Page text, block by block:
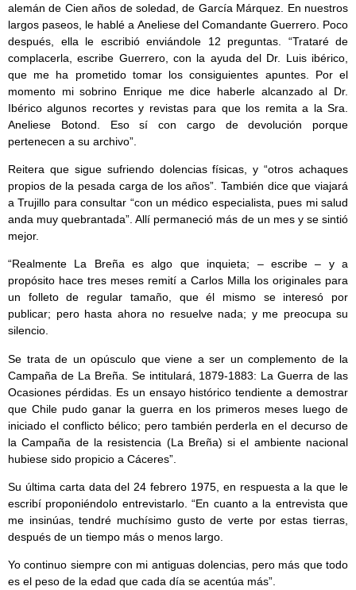
alemán de Cien años de soledad, de García Márquez. En nuestros
largos paseos, le hablé a Aneliese del Comandante Guerrero. Poco
después, ella le escribió enviándole 12 preguntas. “Trataré de
complacerla, escribe Guerrero, con la ayuda del Dr. Luis ibérico,
que me ha prometido tomar los consiguientes apuntes. Por el
momento mi sobrino Enrique me dice haberle alcanzado al Dr.
Ibérico algunos recortes y revistas para que los remita a la Sra.
Aneliese Botond. Eso sí con cargo de devolución porque
pertenecen a su archivo”.
Reitera que sigue sufriendo dolencias físicas, y “otros achaques
propios de la pesada carga de los años”. También dice que viajará
a Trujillo para consultar “con un médico especialista, pues mi salud
anda muy quebrantada”. Allí permaneció más de un mes y se sintió
mejor.
“Realmente La Breña es algo que inquieta; – escribe – y a
propósito hace tres meses remití a Carlos Milla los originales para
un folleto de regular tamaño, que él mismo se interesó por
publicar; pero hasta ahora no resuelve nada; y me preocupa su
silencio.
Se trata de un opúsculo que viene a ser un complemento de la
Campaña de La Breña. Se intitulará, 1879-1883: La Guerra de las
Ocasiones pérdidas. Es un ensayo histórico tendiente a demostrar
que Chile pudo ganar la guerra en los primeros meses luego de
iniciado el conflicto bélico; pero también perderla en el decurso de
la Campaña de la resistencia (La Breña) si el ambiente nacional
hubiese sido propicio a Cáceres”.
Su última carta data del 24 febrero 1975, en respuesta a la que le
escribí proponiéndolo entrevistarlo. “En cuanto a la entrevista que
me insinúas, tendré muchísimo gusto de verte por estas tierras,
después de un tiempo más o menos largo.
Yo continuo siempre con mi antiguas dolencias, pero más que todo
es el peso de la edad que cada día se acentúa más”.